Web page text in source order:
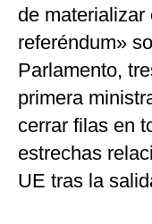
de materializar
referéndum»
Parlamento,
primera
cerrar filas en
estrechas
UE tras la